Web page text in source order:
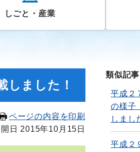
しごと・産業
しました！
ページの内容を印刷
日 2015年10月15日
類似記事
平成２
の様子
しまし
平成２